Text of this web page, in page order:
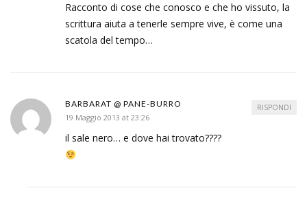
Racconto di cose che conosco e che ho vissuto, la
scrittura aiuta a tenerle sempre vive, è come una
scatola del tempo…
BARBARAT @ PANE-BURRO
19 Maggio 2013 at 23:26
il sale nero… e dove hai trovato????
RISPONDI